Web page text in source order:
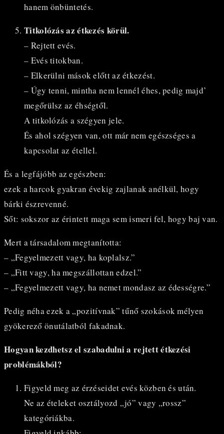
hanem önbüntetés.
Titkolózás az étkezés körül.
– Rejtett evés.
– Evés titokban.
– Elkerülni mások előtt az étkezést.
– Úgy tenni, mintha nem lennél éhes, pedig majd’
megőrülsz az éhségtől.
A titkolózás a szégyen jele.
És ahol szégyen van, ott már nem egészséges a
kapcsolat az étellel.
És a legfájóbb az egészben:
ezek a harcok gyakran évekig zajlanak anélkül, hogy
bárki észrevenné.
Sőt: sokszor az érintett maga sem ismeri fel, hogy baj van.
Mert a társadalom megtanította:
– „Fegyelmezett vagy, ha koplalsz.”
– „Fitt vagy, ha megszállottan edzel.”
– „Fegyelmezett vagy, ha nemet mondasz az édességre.”
Pedig néha ezek a „pozitívnak” tűnő szokások mélyen
gyökerező önutálatból fakadnak.
Hogyan kezdhetsz el szabadulni a rejtett étkezési
problémákból?
Figyeld meg az érzéseidet evés közben és után.
Ne az ételeket osztályozd „jó” vagy „rossz”
kategóriákba.